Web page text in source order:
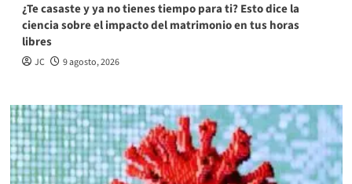
¿Te casaste y ya no tienes tiempo para ti? Esto dice la
ciencia sobre el impacto del matrimonio en tus horas
libres
JC 9 agosto, 2026